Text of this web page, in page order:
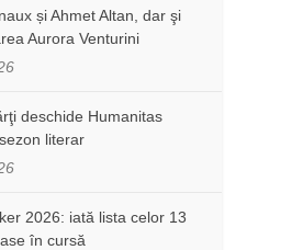
și Ahmet Altan, dar şi
Aurora Venturini
deschide Humanitas
literar
2026: iată lista celor 13
în cursă